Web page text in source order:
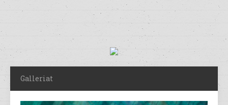
Galleriat